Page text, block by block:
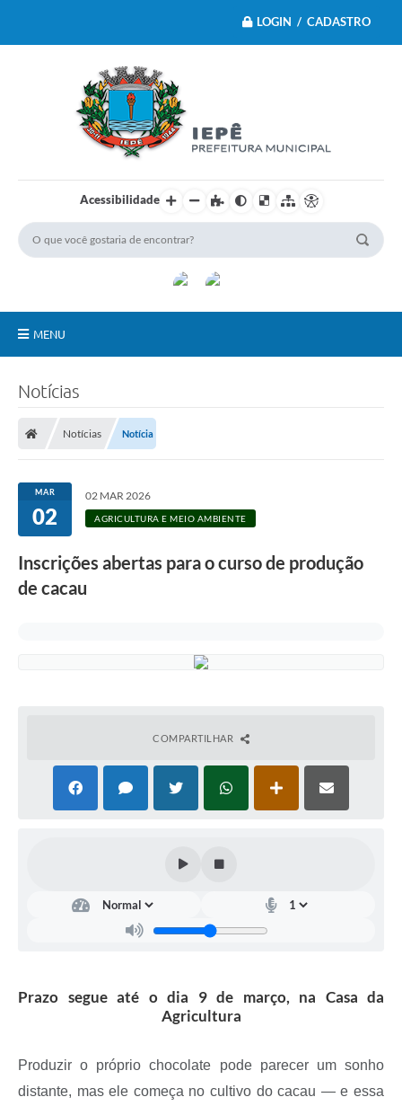
LOGIN / CADASTRO
Acessibilidade
MENU
Serviços Públicos
Carta de Serviços
Questionário de Mapeamento Cultural
Veículos paralisados
Legislação
Notícias
Notícias Notícia
MAR
02
02 MAR 2026
AGRICULTURA E MEIO AMBIENTE
Inscrições abertas para o curso de produção
de cacau
COMPARTILHAR
Prazo segue até o dia 9 de março, na Casa da
Agricultura
Produzir o próprio chocolate pode parecer um sonho
distante, mas ele começa no cultivo do cacau — e essa